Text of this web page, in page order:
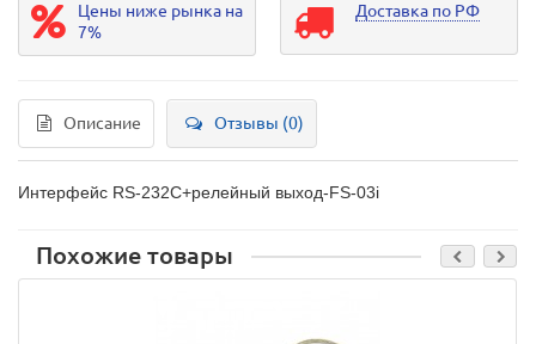
Цены ниже рынка на
7%
Доставка по РФ
Описание Отзывы (0)
Интерфейс RS-232C+релейный выход-FS-03i
Похожие товары